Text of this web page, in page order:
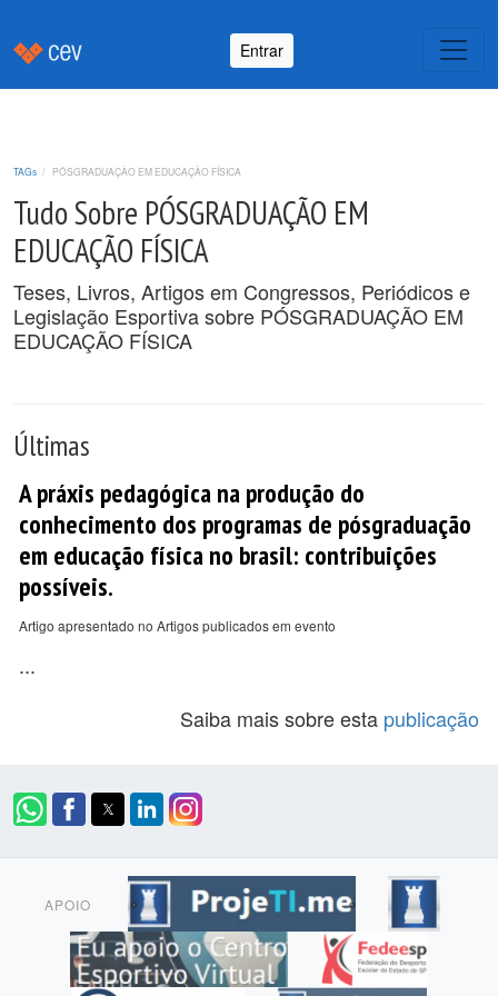
Entrar
TAGs PÓSGRADUAÇÃO EM EDUCAÇÃO FÍSICA
Tudo Sobre PÓSGRADUAÇÃO EM
EDUCAÇÃO FÍSICA
Teses, Livros, Artigos em Congressos, Periódicos e
Legislação Esportiva sobre PÓSGRADUAÇÃO EM
EDUCAÇÃO FÍSICA
Últimas
A práxis pedagógica na produção do
conhecimento dos programas de pósgraduação
em educação física no brasil: contribuições
possíveis.
Artigo apresentado no Artigos publicados em evento
...
Saiba mais sobre esta publicação
APOIO